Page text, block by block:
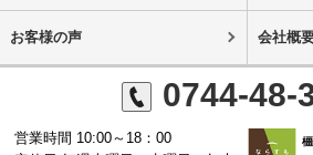
お客様の声 会社概
0744-48-
営業時間 10:00～18：00